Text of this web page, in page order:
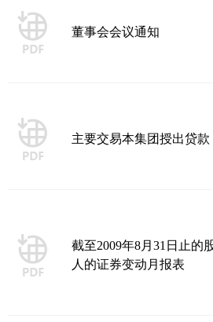
董事会会议通知
主要交易本集团授出贷款
截至2009年8月31日止的
人的证券变动月报表